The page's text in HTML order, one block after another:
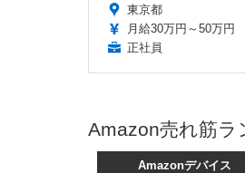
東京都
月給30万円～50万円
正社員
Amazon売れ筋ラ
Amazonデバイス